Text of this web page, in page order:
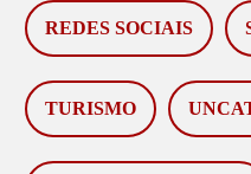
REDES SOCIAIS
TURISMO